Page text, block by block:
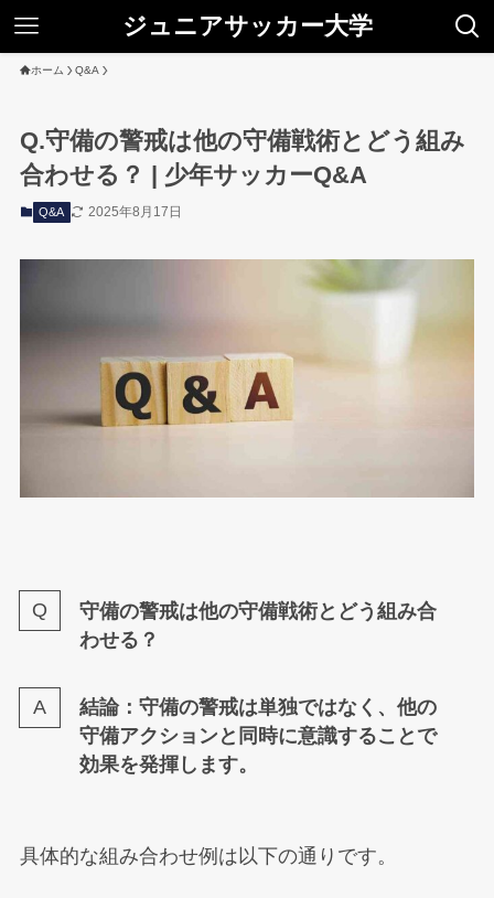
ジュニアサッカー大学
ホーム Q&A
Q.守備の警戒は他の守備戦術とどう組み
合わせる？ | 少年サッカーQ&A
Q&A 2025年8月17日
守備の警戒は他の守備戦術とどう組み合
わせる？
結論：守備の警戒は単独ではなく、他の
守備アクションと同時に意識することで
効果を発揮します。
具体的な組み合わせ例は以下の通りです。